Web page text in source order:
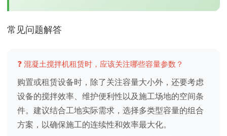
常见问题解答
❓ 混凝土搅拌机租赁时，应该关注哪些容量参数？
购置或租赁设备时，除了关注容量大小外，还要考虑
设备的搅拌效率、维护便利性以及施工场地的空间条
件。建议结合工地实际需求，选择多类型容量的组合
方案，以确保施工的连续性和效率最大化。